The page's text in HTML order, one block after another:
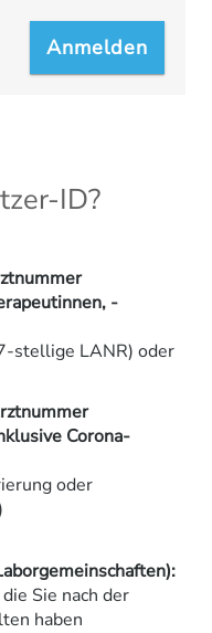
ID?
-
stellige LANR) oder
Corona-
oder
Sie nach der
haben